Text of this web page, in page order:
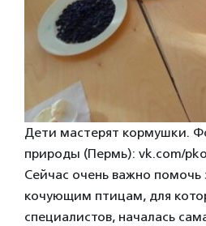
Дети мастерят кормушки.
природы (Пермь): vk.com/
Сейчас очень важно
кочующим птицам, для
специалистов, началась